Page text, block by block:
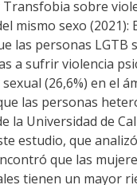
sobre
mismo sexo (2021):
las personas LGTB
a sufrir violencia
sexual (26,6%) en el
las personas
la Universidad de
estudio, que
que las
tienen un mayor